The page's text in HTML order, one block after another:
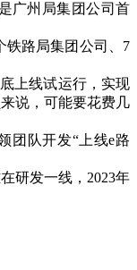
广州局集团公司首
路局集团公司、7
上线试运行，实现
说，可能要花费几
团队开发“上线e路
研发一线，2023年